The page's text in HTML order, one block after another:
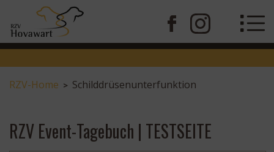
RZV-Home > Schilddrüsenunterfunktion
RZV Event-Tagebuch | TESTSEITE